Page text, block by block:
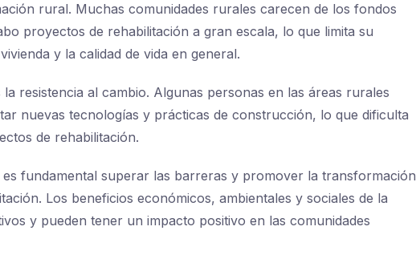
rural. Muchas comunidades rurales carecen de los fondos
proyectos de rehabilitación a gran escala, lo que limita su
y la calidad de vida en general.
resistencia al cambio. Algunas personas en las áreas rurales
nuevas tecnologías y prácticas de construcción, lo que dificulta
de rehabilitación.
es fundamental superar las barreras y promover la transformación
Los beneficios económicos, ambientales y sociales de la
y pueden tener un impacto positivo en las comunidades